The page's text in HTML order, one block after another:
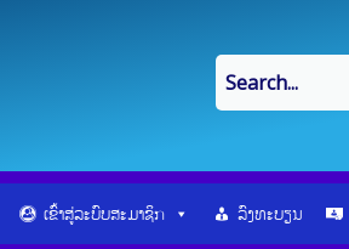
ເຂົ້າສູ່ລະບົບສະມາຊິກ ລົງທະບຽນ